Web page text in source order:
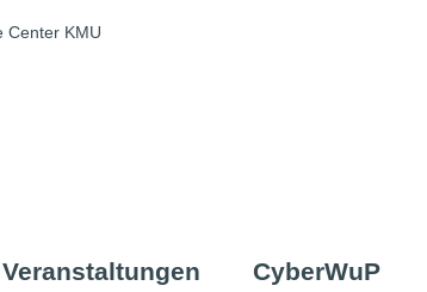
Center KMU
Veranstaltungen CyberWuP